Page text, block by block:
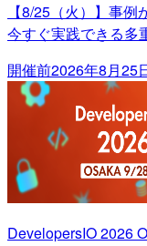
【8/25（火）】事
今すぐ実践できる多
開催前2026年8月25
DevelopersIO 2026